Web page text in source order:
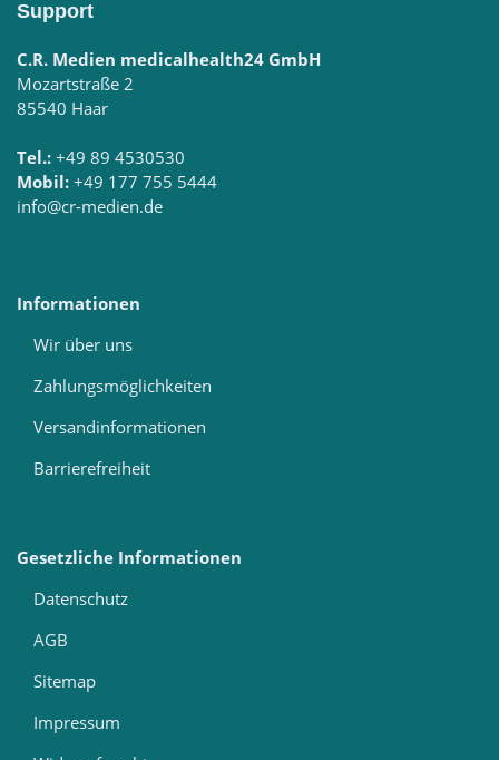
Support
C.R. Medien medicalhealth24 GmbH
Mozartstraße 2
85540 Haar
Tel.: +49 89 4530530
Mobil: +49 177 755 5444
info@cr-medien.de
Informationen
Wir über uns
Zahlungsmöglichkeiten
Versandinformationen
Barrierefreiheit
Gesetzliche Informationen
Datenschutz
AGB
Sitemap
Impressum